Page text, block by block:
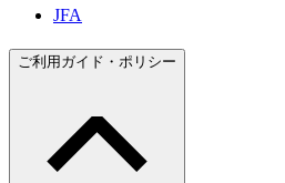
JFA
ご利用ガイド・ポリシー